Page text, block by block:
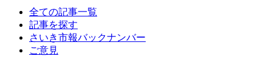
全ての記事一覧
記事を探す
さいき市報バックナンバー
ご意見